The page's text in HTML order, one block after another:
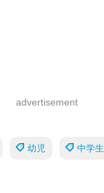
advertisement
幼児 中学生